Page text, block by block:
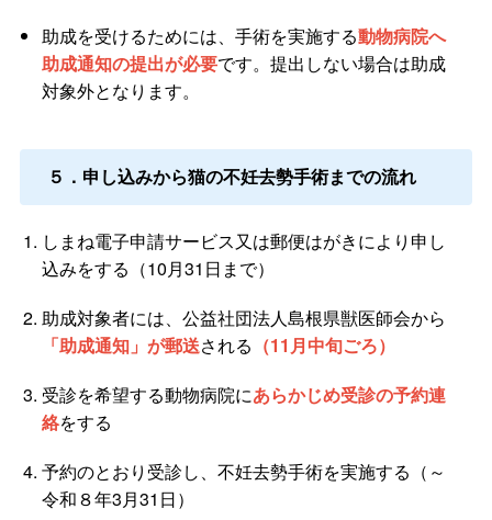
助成を受けるためには、手術を実施する動物病院へ
助成通知の提出が必要です。提出しない場合は助成
対象外となります。
５．申し込みから猫の不妊去勢手術までの流れ
しまね電子申請サービス又は郵便はがきにより申し
込みをする（10月31日まで）
助成対象者には、公益社団法人島根県獣医師会から
「助成通知」が郵送される （11月中旬ごろ）
受診を希望する動物病院にあらかじめ受診の予約連
絡をする
予約のとおり受診し、不妊去勢手術を実施する（～
令和８年3月31日）